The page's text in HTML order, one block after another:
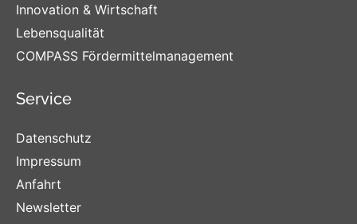
Innovation & Wirtschaft
Lebensqualität
COMPASS Fördermittelmanagement
Service
Datenschutz
Impressum
Anfahrt
Newsletter